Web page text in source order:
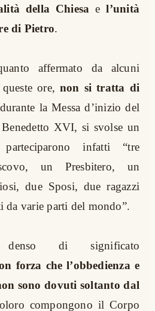
della Chiesa e l’unità
di Pietro.
affermato da alcuni
ore, non si tratta di
la Messa d’inizio del
XVI, si svolse un
infatti “tre
un Presbitero, un
due Sposi, due ragazzi
da varie parti del mondo”.
denso di significato
forza che l’obbedienza e
sono dovuti soltanto dal
compongono il Corpo